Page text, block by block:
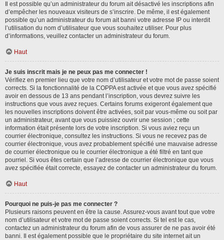
Il est possible qu’un administrateur du forum ait désactivé les inscriptions afin
d’empêcher les nouveaux visiteurs de s’inscrire. De même, il est également
possible qu’un administrateur du forum ait banni votre adresse IP ou interdit
l’utilisation du nom d’utilisateur que vous souhaitez utiliser. Pour plus
d’informations, veuillez contacter un administrateur du forum.
Haut
Je suis inscrit mais je ne peux pas me connecter !
Vérifiez en premier lieu que votre nom d’utilisateur et votre mot de passe soient
corrects. Si la fonctionnalité de la COPPA est activée et que vous avez spécifié
avoir en dessous de 13 ans pendant l’inscription, vous devrez suivre les
instructions que vous avez reçues. Certains forums exigeront également que
les nouvelles inscriptions doivent être activées, soit par vous-même ou soit par
un administrateur, avant que vous puissiez ouvrir une session ; cette
information était présente lors de votre inscription. Si vous aviez reçu un
courrier électronique, consultez les instructions. Si vous ne recevez pas de
courrier électronique, vous avez probablement spécifié une mauvaise adresse
de courrier électronique ou le courrier électronique a été filtré en tant que
pourriel. Si vous êtes certain que l’adresse de courrier électronique que vous
avez spécifiée était correcte, essayez de contacter un administrateur du forum.
Haut
Pourquoi ne puis-je pas me connecter ?
Plusieurs raisons peuvent en être la cause. Assurez-vous avant tout que votre
nom d’utilisateur et votre mot de passe soient corrects. Si tel est le cas,
contactez un administrateur du forum afin de vous assurer de ne pas avoir été
banni. Il est également possible que le propriétaire du site internet ait un